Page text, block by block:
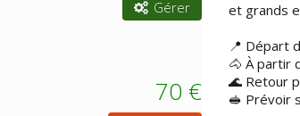
et grands
📍 Départ
🐴 À partir
🌊 Retour
🥪 Prévoir
Gérer
70 €